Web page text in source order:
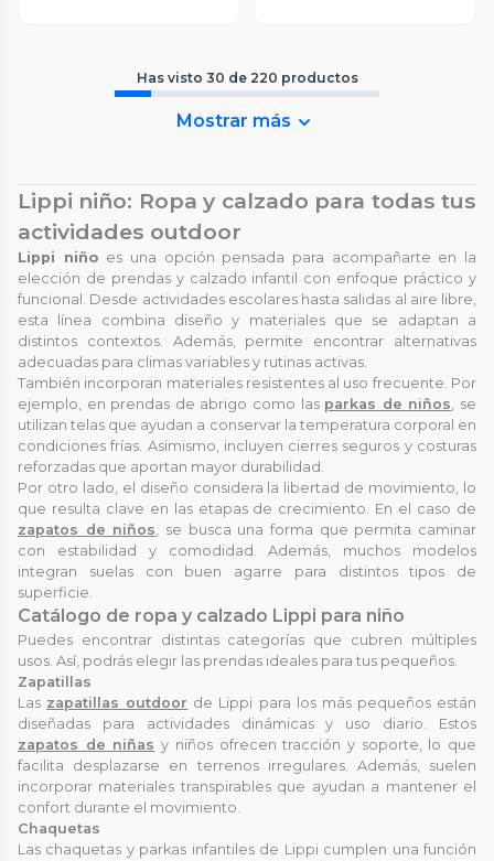
Has visto 30 de 220 productos
Mostrar más
Lippi niño: Ropa y calzado para todas tus
actividades outdoor
Lippi niño es una opción pensada para acompañarte en la
elección de prendas y calzado infantil con enfoque práctico y
funcional. Desde actividades escolares hasta salidas al aire libre,
esta línea combina diseño y materiales que se adaptan a
distintos contextos. Además, permite encontrar alternativas
adecuadas para climas variables y rutinas activas.
También incorporan materiales resistentes al uso frecuente. Por
ejemplo, en prendas de abrigo como las parkas de niños, se
utilizan telas que ayudan a conservar la temperatura corporal en
condiciones frías. Asimismo, incluyen cierres seguros y costuras
reforzadas que aportan mayor durabilidad.
Por otro lado, el diseño considera la libertad de movimiento, lo
que resulta clave en las etapas de crecimiento. En el caso de
zapatos de niños, se busca una forma que permita caminar
con estabilidad y comodidad. Además, muchos modelos
integran suelas con buen agarre para distintos tipos de
superficie.
Catálogo de ropa y calzado Lippi para niño
Puedes encontrar distintas categorías que cubren múltiples
usos. Así, podrás elegir las prendas ideales para tus pequeños.
Zapatillas
Las zapatillas outdoor de Lippi para los más pequeños están
diseñadas para actividades dinámicas y uso diario. Estos
zapatos de niñas y niños ofrecen tracción y soporte, lo que
facilita desplazarse en terrenos irregulares. Además, suelen
incorporar materiales transpirables que ayudan a mantener el
confort durante el movimiento.
Chaquetas
Las chaquetas y parkas infantiles de Lippi cumplen una función